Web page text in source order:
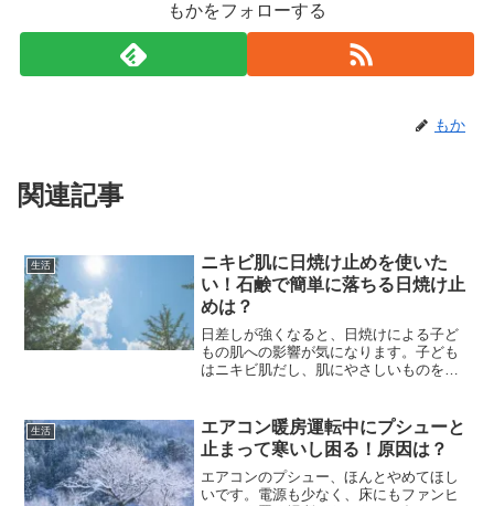
もかをフォローする
もか
関連記事
生活
ニキビ肌に日焼け止めを使いた
い！石鹸で簡単に落ちる日焼け止
めは？
日差しが強くなると、日焼けによる子ど
もの肌への影響が気になります。子ども
はニキビ肌だし、肌にやさしいものを使
うなのでしょうか。
生活
エアコン暖房運転中にプシューと
止まって寒いし困る！原因は？
エアコンのプシュー、ほんとやめてほし
いです。電源も少なく、床にもファンヒ